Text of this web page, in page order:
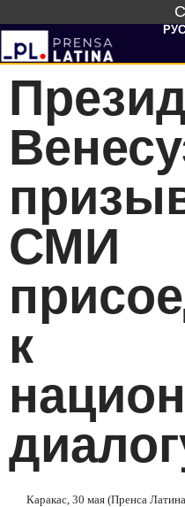
СМИ
к
Каракас, 30 мая (Пренса